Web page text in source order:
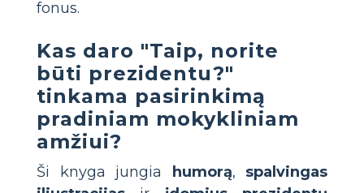
fonus.
Kas daro "Taip, norite
būti prezidentu?"
tinkama pasirinkimą
pradiniam mokykliniam
amžiui?
Ši knyga jungia humorą, spalvingas